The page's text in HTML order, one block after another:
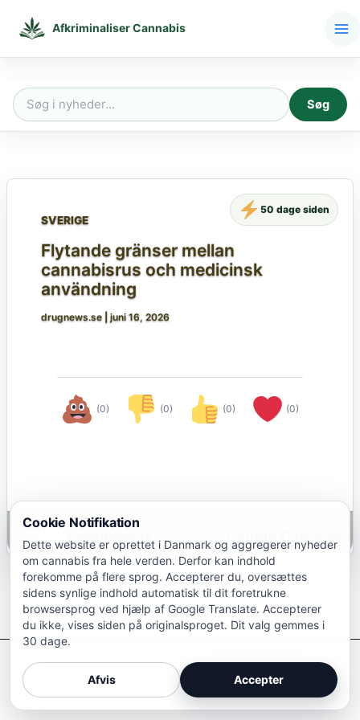
Afkriminaliser Cannabis
Søg
Søg
SVERIGE
Flytande gränser mellan
cannabisrus och medicinsk
användning
drugnews.se juni 16, 2026
(0) (0) (0) (0)
50 dage siden
Google Oversæt
Afkriminaliser Cannabis
Cookie Notifikation
Dette website er oprettet i Danmark og aggregerer nyheder
om cannabis fra hele verden. Derfor kan indhold
forekomme på flere sprog. Accepterer du, oversættes
sidens synlige indhold automatisk til dit foretrukne
browsersprog ved hjælp af Google Translate. Accepterer
du ikke, vises siden på originalsproget. Dit valg gemmes i
30 dage.
Afvis Accepter